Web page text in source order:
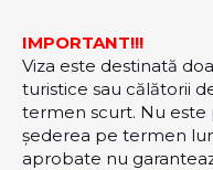
IMPORTANT!!!
Viza este destinată
turistice sau călătorii
termen scurt. Nu este
șederea pe termen
aprobate nu